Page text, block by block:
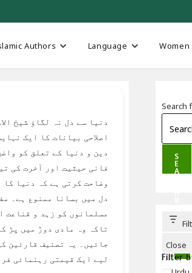
Authors Language Women
دنیا سے دل نہ لگاؤ شیخ
اصلاحی بیانات کا ایک
دین و دنیا کے تعلق کو
فانی حیثیت اور آخرت کی
وضاحت کرتی ہے کہ دنیا
دل میں بسانا ممنوع ہے۔
مسلمانوں کو زہد و قناعت
تاکہ وہ مادی دوڑ میں پڑ
جائیں۔ یہ تصنیف قارئین
لیے ایک قیمتی رہنمائی
Search
S
E
A
T
T
Close
Filter